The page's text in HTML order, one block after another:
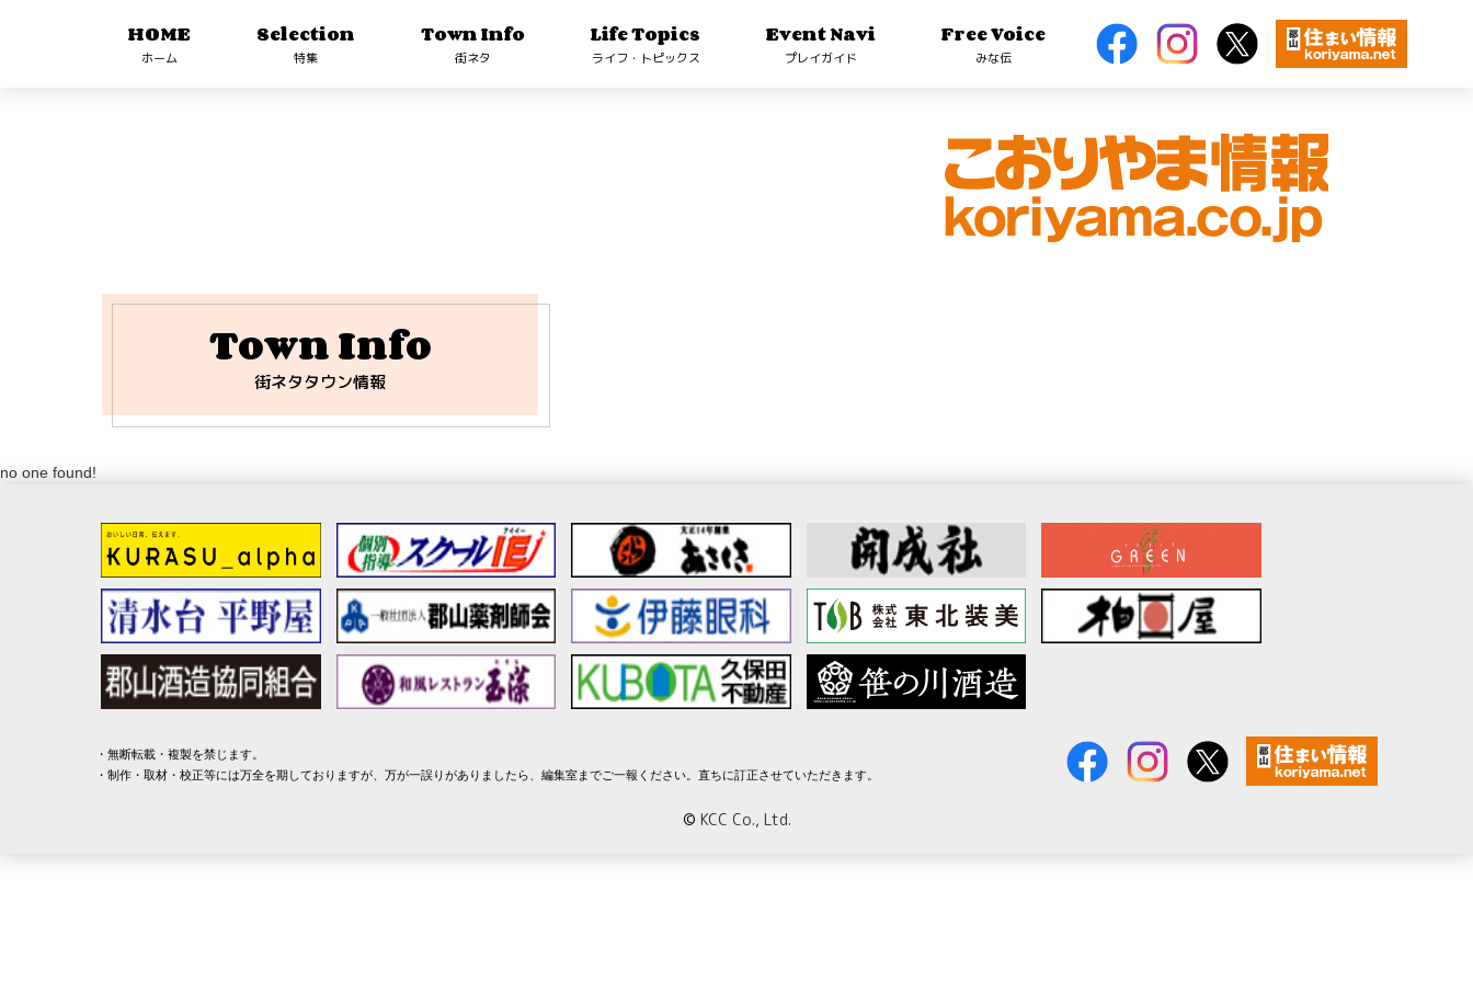
HOME
ホーム
Selection
特集
Town Info
街ネタ
Life Topics
ライフ・トピックス
Event Navi
プレイガイド
Free Voice
みな伝
Town Info
街ネタタウン情報
no one found!
無断転載・複製を禁じます。
制作・取材・校正等には万全を期しておりますが、万が一誤りがありましたら、編集室までご一報ください。直ちに訂正させていただきます。
© KCC Co., Ltd.